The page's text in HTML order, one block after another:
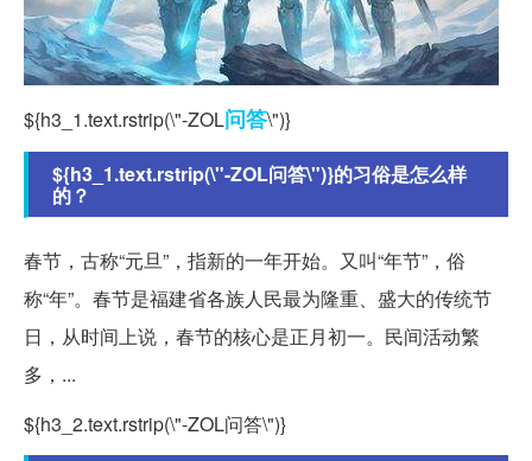
${h3_1.text.rstrip(\"-ZOL问答\")}
${h3_1.text.rstrip(\"-ZOL问答\")}的习俗是怎么样
的？
春节，古称“元旦”，指新的一年开始。又叫“年节”，俗
称“年”。春节是福建省各族人民最为隆重、盛大的传统节
日，从时间上说，春节的核心是正月初一。民间活动繁
多，...
${h3_2.text.rstrip(\"-ZOL问答\")}